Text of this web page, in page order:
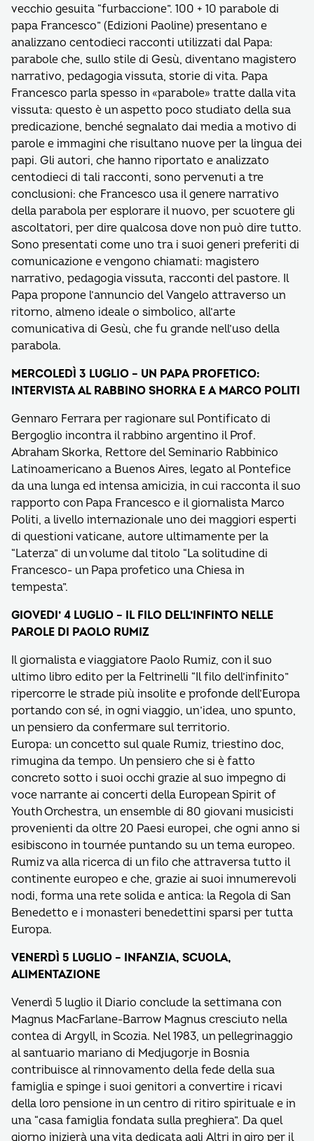
vecchio gesuita “furbaccione”. 100 + 10 parabole di
papa Francesco” (Edizioni Paoline) presentano e
analizzano centodieci racconti utilizzati dal Papa:
parabole che, sullo stile di Gesù, diventano magistero
narrativo, pedagogia vissuta, storie di vita. Papa
Francesco parla spesso in «parabole» tratte dalla vita
vissuta: questo è un aspetto poco studiato della sua
predicazione, benché segnalato dai media a motivo di
parole e immagini che risultano nuove per la lingua dei
papi. Gli autori, che hanno riportato e analizzato
centodieci di tali racconti, sono pervenuti a tre
conclusioni: che Francesco usa il genere narrativo
della parabola per esplorare il nuovo, per scuotere gli
ascoltatori, per dire qualcosa dove non può dire tutto.
Sono presentati come uno tra i suoi generi preferiti di
comunicazione e vengono chiamati: magistero
narrativo, pedagogia vissuta, racconti del pastore. Il
Papa propone l’annuncio del Vangelo attraverso un
ritorno, almeno ideale o simbolico, all’arte
comunicativa di Gesù, che fu grande nell’uso della
parabola.
MERCOLEDÌ 3 LUGLIO – UN PAPA PROFETICO:
INTERVISTA AL RABBINO SHORKA E A MARCO POLITI
Gennaro Ferrara per ragionare sul Pontificato di
Bergoglio incontra il rabbino argentino il Prof.
Abraham Skorka, Rettore del Seminario Rabbinico
Latinoamericano a Buenos Aires, legato al Pontefice
da una lunga ed intensa amicizia, in cui racconta il suo
rapporto con Papa Francesco e il giornalista Marco
Politi, a livello internazionale uno dei maggiori esperti
di questioni vaticane, autore ultimamente per la
“Laterza” di un volume dal titolo “La solitudine di
Francesco- un Papa profetico una Chiesa in
tempesta”.
GIOVEDI’ 4 LUGLIO – IL FILO DELL’INFINTO NELLE
PAROLE DI PAOLO RUMIZ
Il giornalista e viaggiatore Paolo Rumiz, con il suo
ultimo libro edito per la Feltrinelli “Il filo dell’infinito”
ripercorre le strade più insolite e profonde dell’Europa
portando con sé, in ogni viaggio, un’idea, uno spunto,
un pensiero da confermare sul territorio.
Europa: un concetto sul quale Rumiz, triestino doc,
rimugina da tempo. Un pensiero che si è fatto
concreto sotto i suoi occhi grazie al suo impegno di
voce narrante ai concerti della European Spirit of
Youth Orchestra, un ensemble di 80 giovani musicisti
provenienti da oltre 20 Paesi europei, che ogni anno si
esibiscono in tournée puntando su un tema europeo.
Rumiz va alla ricerca di un filo che attraversa tutto il
continente europeo e che, grazie ai suoi innumerevoli
nodi, forma una rete solida e antica: la Regola di San
Benedetto e i monasteri benedettini sparsi per tutta
Europa.
VENERDÌ 5 LUGLIO – INFANZIA, SCUOLA,
ALIMENTAZIONE
Venerdì 5 luglio il Diario conclude la settimana con
Magnus MacFarlane-Barrow Magnus cresciuto nella
contea di Argyll, in Scozia. Nel 1983, un pellegrinaggio
al santuario mariano di Medjugorje in Bosnia
contribuisce al rinnovamento della fede della sua
famiglia e spinge i suoi genitori a convertire i ricavi
della loro pensione in un centro di ritiro spirituale e in
una “casa famiglia fondata sulla preghiera”. Da quel
giorno inizierà una vita dedicata agli Altri in giro per il